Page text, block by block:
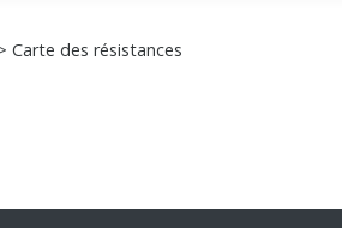
Carte des résistances